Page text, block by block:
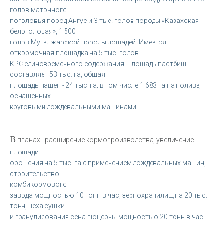
голов маточного
поголовья пород Ангус и 3 тыс. голов породы «Казахская
белоголовая», 1 500
голов Мугалжарской породы лошадей. Имеется
откормочная площадка на 5 тыс. голов
КРС единовременного содержания. Площадь пастбищ
составляет 53 тыс. га, общая
площадь пашен - 24 тыс. га, в том числе 1 683 га на поливе,
оснащенных
круговыми дождевальными машинами.
В планах - расширение кормопроизводства, увеличение
площади
орошения на 5 тыс. га с применением дождевальных машин,
строительство
комбикормового
завода мощностью 10 тонн в час, зернохранилищ на 20 тыс.
тонн, цеха сушки
и гранулирования сена люцерны мощностью 20 тонн в час.